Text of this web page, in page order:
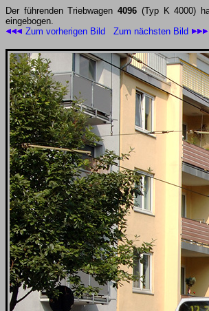
Der führenden Triebwagen4096 (Typ K 4000)
eingebogen.
Zum vorherigen Bild
Zum nächsten Bild